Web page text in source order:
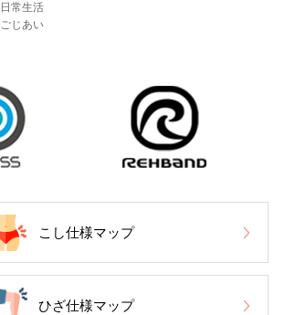
日常生活
ごじあい
こし仕様マップ
ひざ仕様マップ